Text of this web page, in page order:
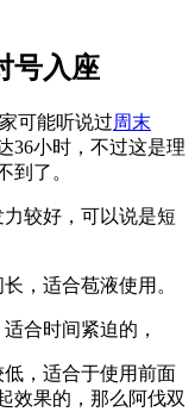
号入座
可能听说过周末
36小时，不过这是理
到了。
较好，可以说是短
，适合苞液使用。
合时间紧迫的，
，适合于使用前面
效果的，那么阿伐双